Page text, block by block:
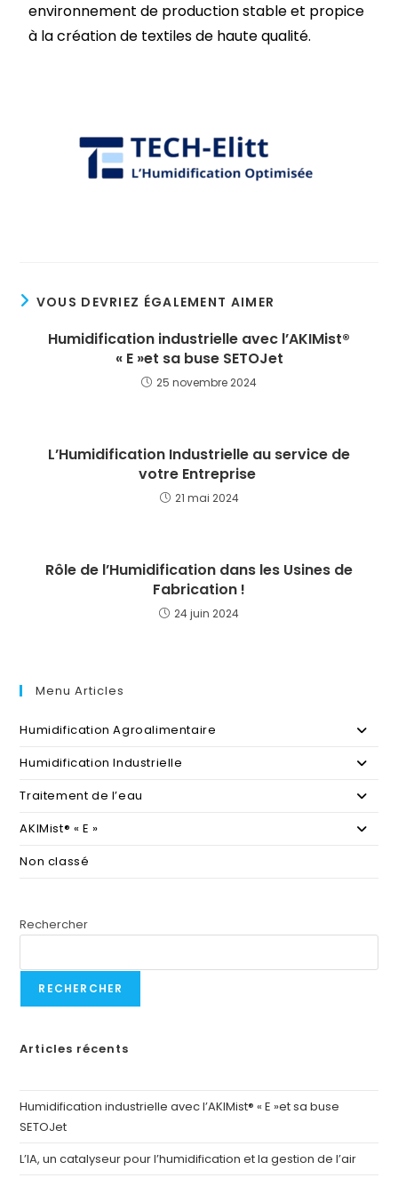
environnement de production stable et propice
à la création de textiles de haute qualité.
VOUS DEVRIEZ ÉGALEMENT AIMER
Humidification industrielle avec l’AKIMist®
« E »et sa buse SETOJet
25 novembre 2024
L’Humidification Industrielle au service de
votre Entreprise
21 mai 2024
Rôle de l’Humidification dans les Usines de
Fabrication !
24 juin 2024
Menu Articles
Humidification Agroalimentaire
Humidification Industrielle
Traitement de l’eau
AKIMist® « E »
Non classé
Rechercher
RECHERCHER
Articles récents
Humidification industrielle avec l’AKIMist® « E »et sa buse
SETOJet
L’IA, un catalyseur pour l’humidification et la gestion de l’air